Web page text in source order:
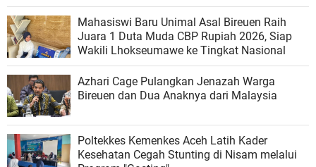
Mahasiswi Baru Unimal Asal Bireuen Raih
Juara 1 Duta Muda CBP Rupiah 2026, Siap
Wakili Lhokseumawe ke Tingkat Nasional
Azhari Cage Pulangkan Jenazah Warga
Bireuen dan Dua Anaknya dari Malaysia
Poltekkes Kemenkes Aceh Latih Kader
Kesehatan Cegah Stunting di Nisam melalui